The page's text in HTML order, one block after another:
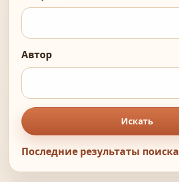
Автор
Искать
Последние результаты поиска